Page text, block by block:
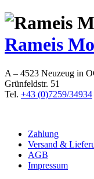
Rameis
A – 4523 Neuzeug in
Grünfeldstr. 51
Tel. +43 (0)7259/34934
Zahlung
Versand &
AGB
Impressum